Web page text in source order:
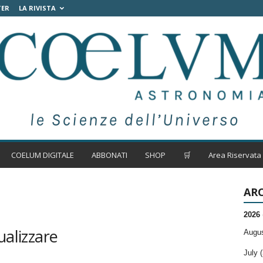
LA RIVISTA
COELUM DIGITALE ABBONATI SHOP 🛒 Area Riservata
2026
July